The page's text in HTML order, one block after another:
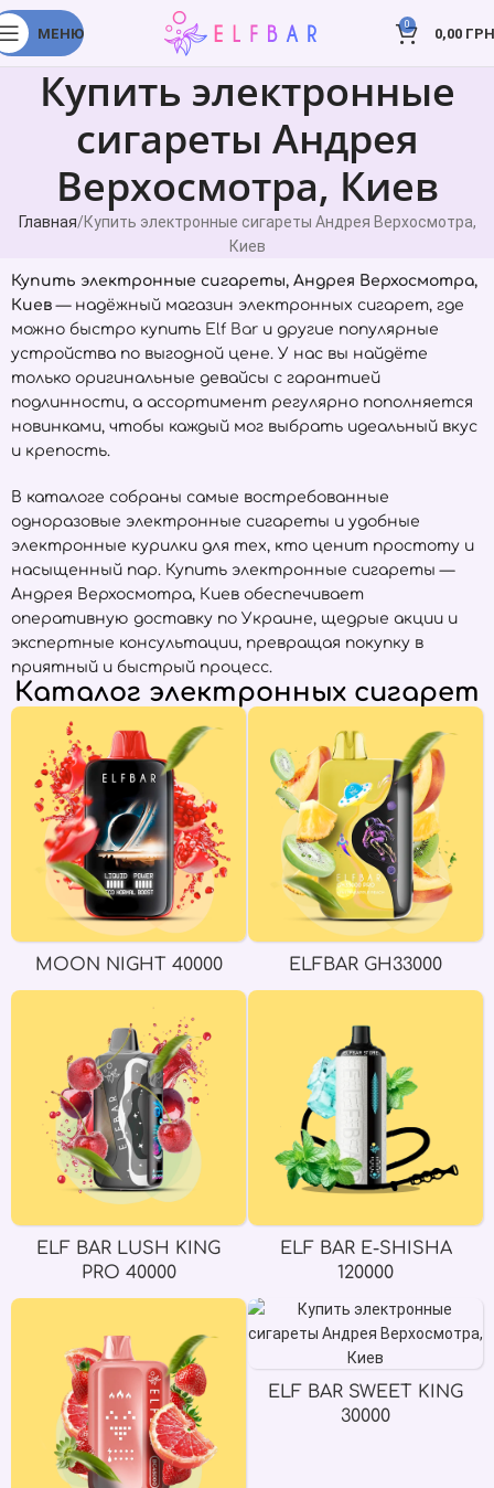
МЕНЮ
0
0,00
Купить электронные
сигареты Андрея
Верхосмотра, Киев
Главная Купить электронные сигареты Андрея Верхосмотра,
Киев
Купить электронные сигареты, Андрея Верхосмотра,
Киев — надёжный магазин электронных сигарет, где
можно быстро купить Elf Bar и другие популярные
устройства по выгодной цене. У нас вы найдёте
только оригинальные девайсы с гарантией
подлинности, а ассортимент регулярно пополняется
новинками, чтобы каждый мог выбрать идеальный вкус
и крепость.
В каталоге собраны самые востребованные
одноразовые электронные сигареты и удобные
электронные курилки для тех, кто ценит простоту и
насыщенный пар. Купить электронные сигареты —
Андрея Верхосмотра, Киев обеспечивает
оперативную доставку по Украине, щедрые акции и
экспертные консультации, превращая покупку в
приятный и быстрый процесс.
Каталог электронных сигарет
MOON NIGHT 40000 ELFBAR GH33000
ELF BAR LUSH KING
PRO 40000
ELF BAR E-SHISHA
120000
ELF BAR SWEET KING
30000